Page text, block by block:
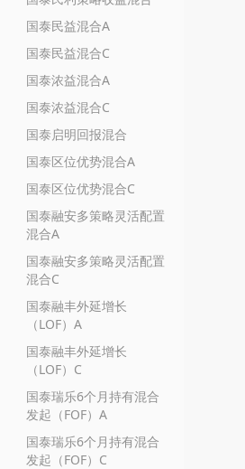
国泰民益混合A
国泰民益混合C
国泰浓益混合A
国泰浓益混合C
国泰启明回报混合
国泰区位优势混合A
国泰区位优势混合C
国泰融安多策略灵活配置
混合A
国泰融安多策略灵活配置
混合C
国泰融丰外延增长
（LOF）A
国泰融丰外延增长
（LOF）C
国泰瑞乐6个月持有混合
发起（FOF）A
国泰瑞乐6个月持有混合
发起（FOF）C